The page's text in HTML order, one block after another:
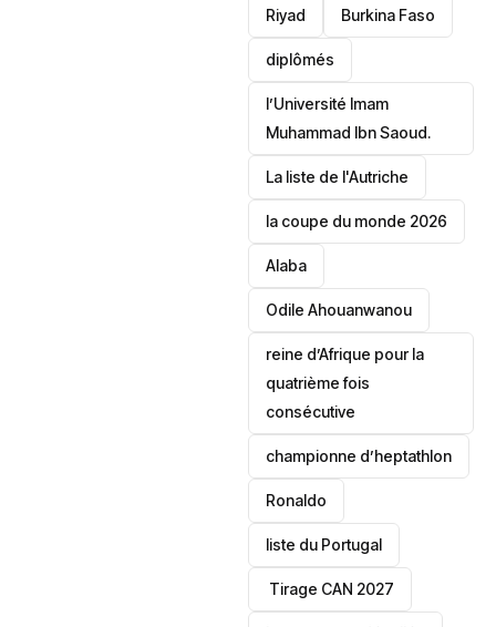
Riyad Burkina Faso
diplômés
l’Université Imam
Muhammad Ibn Saoud.
‎La liste de l'Autriche
la coupe du monde 2026
Alaba
Odile Ahouanwanou
reine d’Afrique pour la
quatrième fois
consécutive
championne d’heptathlon
Ronaldo
liste du Portugal
‎ Tirage CAN 2027